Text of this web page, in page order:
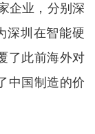
企业，分别深
深圳在智能硬
了此前海外对
中国制造的价